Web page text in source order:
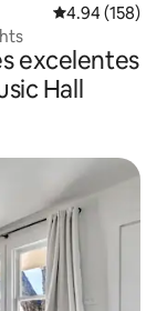
Calificación
4.94 (158)
excelentes
Hall